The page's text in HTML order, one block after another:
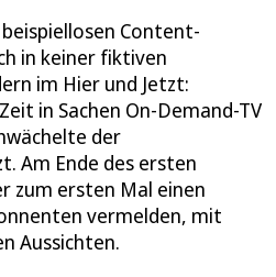
Content-
in keiner fiktiven
im Hier und Jetzt:
in Sachen On-Demand-TV
der
Am Ende des ersten
zum ersten Mal einen
vermelden, mit
Aussichten.